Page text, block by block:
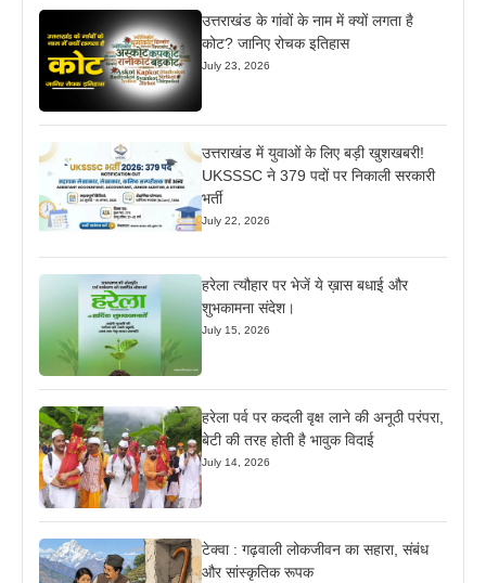
उत्तराखंड के गांवों के नाम में क्यों लगता है
कोट? जानिए रोचक इतिहास
July 23, 2026
उत्तराखंड में युवाओं के लिए बड़ी खुशखबरी!
UKSSSC ने 379 पदों पर निकाली सरकारी
भर्ती
July 22, 2026
हरेला त्यौहार पर भेजें ये ख़ास बधाई और
शुभकामना संदेश।
July 15, 2026
हरेला पर्व पर कदली वृक्ष लाने की अनूठी परंपरा,
बेटी की तरह होती है भावुक विदाई
July 14, 2026
टेक्वा : गढ़वाली लोकजीवन का सहारा, संबंध
और सांस्कृतिक रूपक